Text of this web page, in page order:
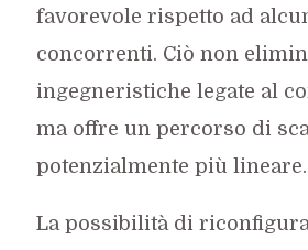
favorevole rispetto ad
concorrenti. Ciò non
ingegneristiche legate al
ma offre un percorso di
potenzialmente più lineare.
La possibilità di